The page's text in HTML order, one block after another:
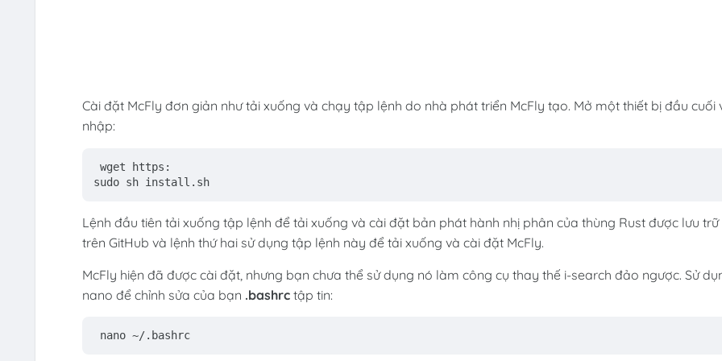
Cài đặt McFly đơn giản như tải xuống và chạy tập lệnh do nhà phát triển McFly tạo. Mở một thiết bị đầu cuối
nhập:
wget https:
sudo sh install.sh
Lệnh đầu tiên tải xuống tập lệnh để tải xuống và cài đặt bản phát hành nhị phân của thùng Rust được lưu trữ
trên GitHub và lệnh thứ hai sử dụng tập lệnh này để tải xuống và cài đặt McFly.
McFly hiện đã được cài đặt, nhưng bạn chưa thể sử dụng nó làm công cụ thay thế i-search đảo ngược. Sử
nano để chỉnh sửa của bạn .bashrctập tin:
nano ~/.bashrc